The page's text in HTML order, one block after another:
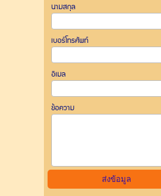
นามสกุล
เบอร์โทรศัพท์
อีเมล
ข้อความ